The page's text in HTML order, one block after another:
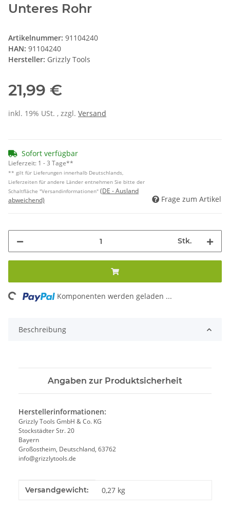
Unteres Rohr
Artikelnummer: 91104240
HAN: 91104240
Hersteller: Grizzly Tools
21,99 €
inkl. 19% USt. , zzgl. Versand
Sofort verfügbar
Lieferzeit: 1 - 3 Tage**
** gilt für Lieferungen innerhalb Deutschlands,
Lieferzeiten für andere Länder entnehmen Sie bitte der
Schaltfläche "Versandinformationen" (DE - Ausland
abweichend)
Frage zum Artikel
Stk.
Komponenten werden geladen ...
Beschreibung
Angaben zur Produktsicherheit
Herstellerinformationen:
Grizzly Tools GmbH & Co. KG
Stockstädter Str. 20
Bayern
Großostheim, Deutschland, 63762
info@grizzlytools.de
Produkteigenschaft
Wert
Versandgewicht: 0,27 kg